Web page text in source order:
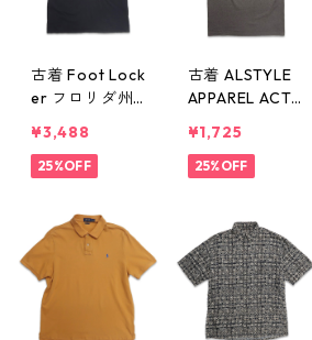
古着 Foot Lock
er フロリダ州
プリントTシャ
ツ ブラック 表
081n w50528
¥3,488
25%OFF
古着 ALSTYLE
APPAREL ACTI
スタイル ペー
ルエール プリ
表記：M gd4
06076n w505
28
¥1,725
25%OFF